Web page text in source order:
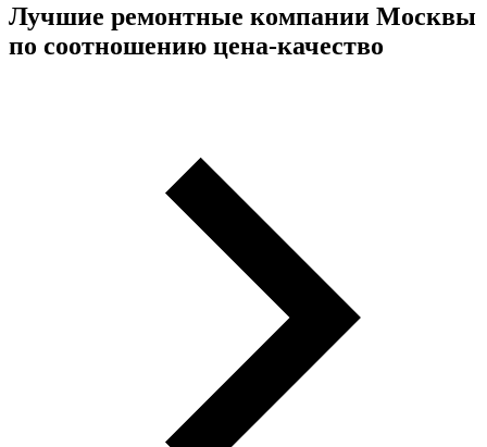
Лучшие ремонтные компании Москвы
по соотношению цена-качество